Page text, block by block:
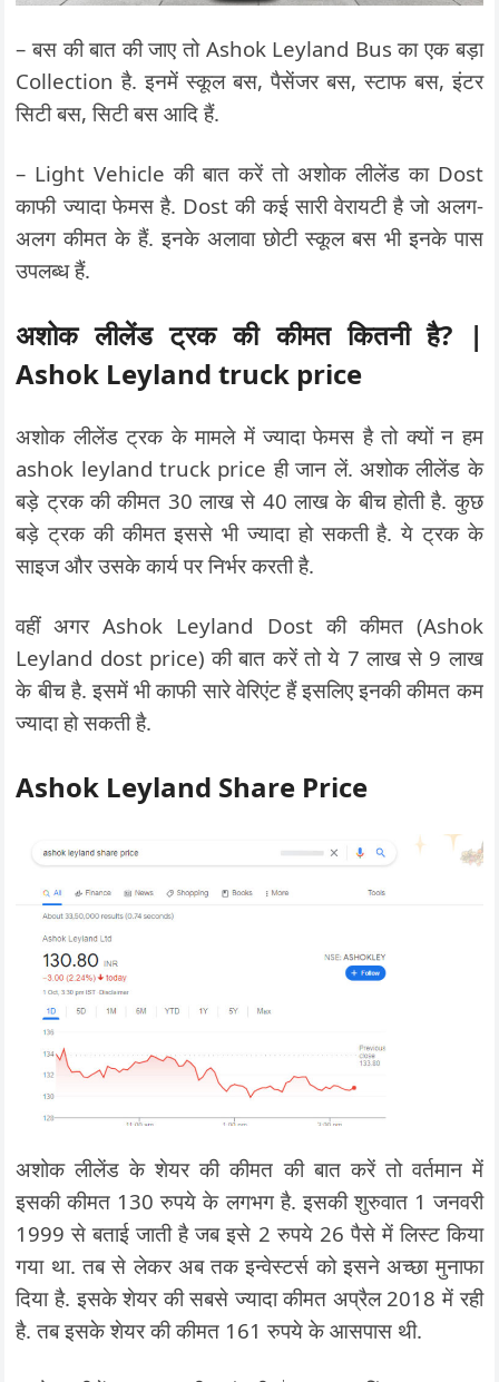
– बस की बात की जाए तो Ashok Leyland Bus का एक बड़ा
Collection है. इनमें स्कूल बस, पैसेंजर बस, स्टाफ बस, इंटर
सिटी बस, सिटी बस आदि हैं.
– Light Vehicle की बात करें तो अशोक लीलेंड का Dost
काफी ज्यादा फेमस है. Dost की कई सारी वेरायटी है जो अलग-
अलग कीमत के हैं. इनके अलावा छोटी स्कूल बस भी इनके पास
उपलब्ध हैं.
अशोक लीलेंड ट्रक की कीमत कितनी है? |
Ashok Leyland truck price
अशोक लीलेंड ट्रक के मामले में ज्यादा फेमस है तो क्यों न हम
ashok leyland truck price ही जान लें. अशोक लीलेंड के
बड़े ट्रक की कीमत 30 लाख से 40 लाख के बीच होती है. कुछ
बड़े ट्रक की कीमत इससे भी ज्यादा हो सकती है. ये ट्रक के
साइज और उसके कार्य पर निर्भर करती है.
वहीं अगर Ashok Leyland Dost की कीमत (Ashok
Leyland dost price) की बात करें तो ये 7 लाख से 9 लाख
के बीच है. इसमें भी काफी सारे वेरिएंट हैं इसलिए इनकी कीमत कम
ज्यादा हो सकती है.
Ashok Leyland Share Price
अशोक लीलेंड के शेयर की कीमत की बात करें तो वर्तमान में
इसकी कीमत 130 रुपये के लगभग है. इसकी शुरुवात 1 जनवरी
1999 से बताई जाती है जब इसे 2 रुपये 26 पैसे में लिस्ट किया
गया था. तब से लेकर अब तक इन्वेस्टर्स को इसने अच्छा मुनाफा
दिया है. इसके शेयर की सबसे ज्यादा कीमत अप्रैल 2018 में रही
है. तब इसके शेयर की कीमत 161 रुपये के आसपास थी.